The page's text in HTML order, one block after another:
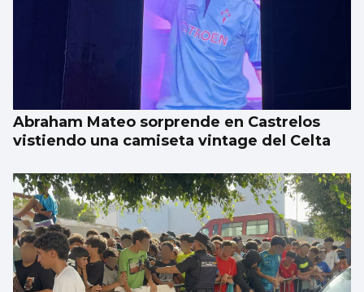
Una parte de un cohete de SpaceX impacta
sobre la superficie de la Luna
Abraham Mateo sorprende en Castrelos
vistiendo una camiseta vintage del Celta